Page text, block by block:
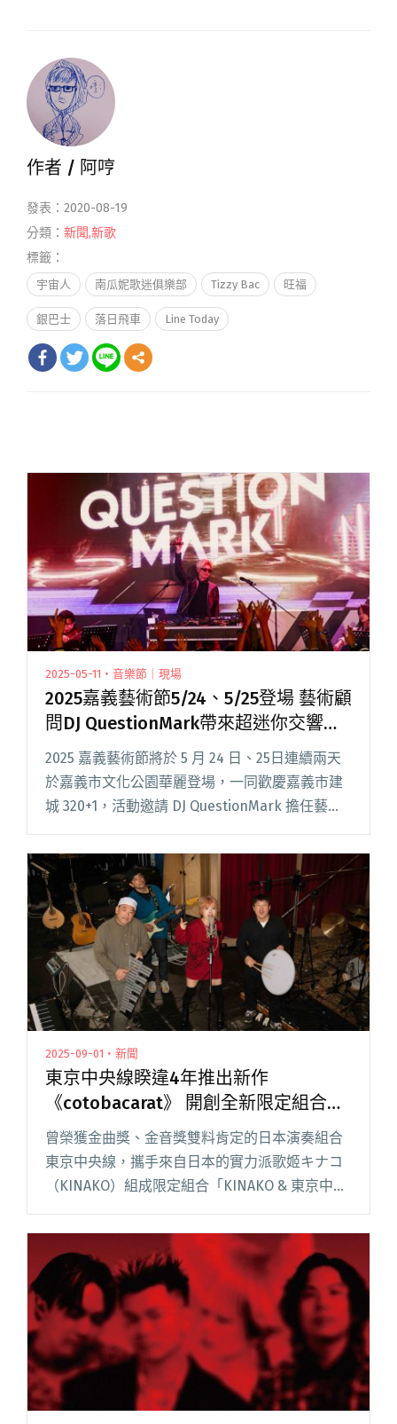
作者 / 阿哼
發表：2020-08-19
分類： 新聞,新歌
標籤：
宇宙人 南瓜妮歌迷俱樂部 Tizzy Bac 旺福
銀巴士 落日飛車 Line Today
2025-05-11・音樂節｜現場
2025嘉義藝術節5/24、5/25登場 藝術顧
問DJ QuestionMark帶來超迷你交響樂
團跨域演出
2025 嘉義藝術節將於 5 月 24 日、25日連續兩天
於嘉義市文化公園華麗登場，一同歡慶嘉義市建
城 320+1，活動邀請 DJ QuestionMark 擔任藝術
域演出。 文化局局長謝育哲閱讀全文 "2025嘉義
藝術節5/24、5/25登場 藝術顧問DJ
QuestionMark帶來超迷你交響樂團跨域演出"
2025-09-01・新聞
東京中央線睽違4年推出新作
《cotobacarat》 開創全新限定組合
「KINAKO & 東京中央線」
曾榮獲金曲獎、金音獎雙料肯定的日本演奏組合
東京中央線，攜手來自日本的實力派歌姬キナコ
（KINAKO）組成限定組合「KINAKO & 東京中央
線」，正式發行共同創作的全日語專輯
《cotobacarat》。 東京中央線長期深耕台灣，
精湛閱讀全文 "東京中央線睽違4年推出新作
《cotobacarat》 開創全新限定組合「KINAKO &
東京中央線」"